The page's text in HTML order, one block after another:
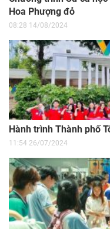
Hoa Phượng đỏ
08:28 14/08/2024
Hành trình Thành phố
11:54 26/07/2024